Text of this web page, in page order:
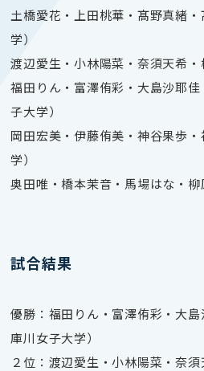
土橋愛花・上田桃華・髙野真緒
学）
渡辺愛生・小林陽菜・奈須天希・
福田りん・富澤侑彩・大島沙耶
子大学）
岡田宏美・伊藤侑美・神谷果歩
学）
奥田唯・橋本茉音・馬場はな・柳
試合結果
優勝：福田りん・富澤侑彩・大
庫川女子大学）
２位：渡辺愛生・小林陽菜・奈